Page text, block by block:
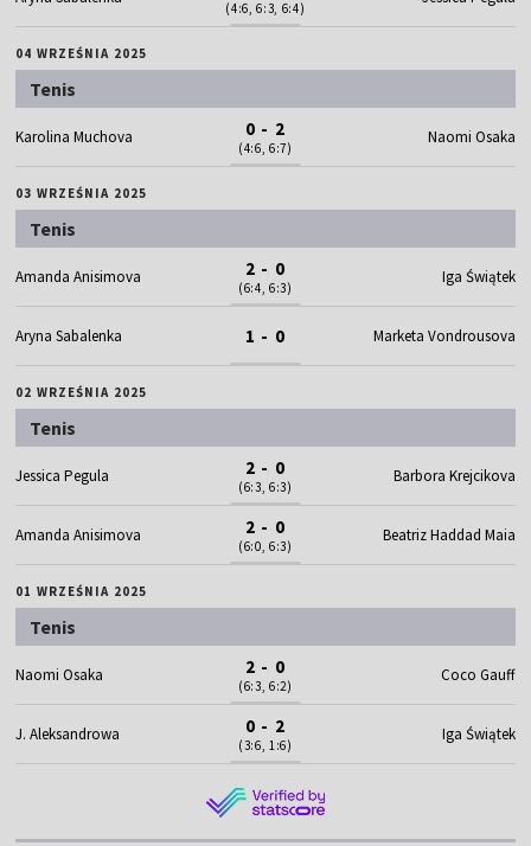
(4:6, 6:3, 6:4)
04 WRZEŚNIA 2025
Tenis
Karolina Muchova 0 - 2
(4:6, 6:7)
Naomi Osaka
03 WRZEŚNIA 2025
Tenis
Amanda Anisimova 2 - 0
(6:4, 6:3)
Iga Świątek
Aryna Sabalenka 1 - 0 Marketa Vondrousova
02 WRZEŚNIA 2025
Tenis
Jessica Pegula 2 - 0
(6:3, 6:3)
Barbora Krejcikova
Amanda Anisimova 2 - 0
(6:0, 6:3)
Beatriz Haddad Maia
01 WRZEŚNIA 2025
Tenis
Naomi Osaka 2 - 0
(6:3, 6:2)
Coco Gauff
J. Aleksandrowa 0 - 2
(3:6, 1:6)
Iga Świątek